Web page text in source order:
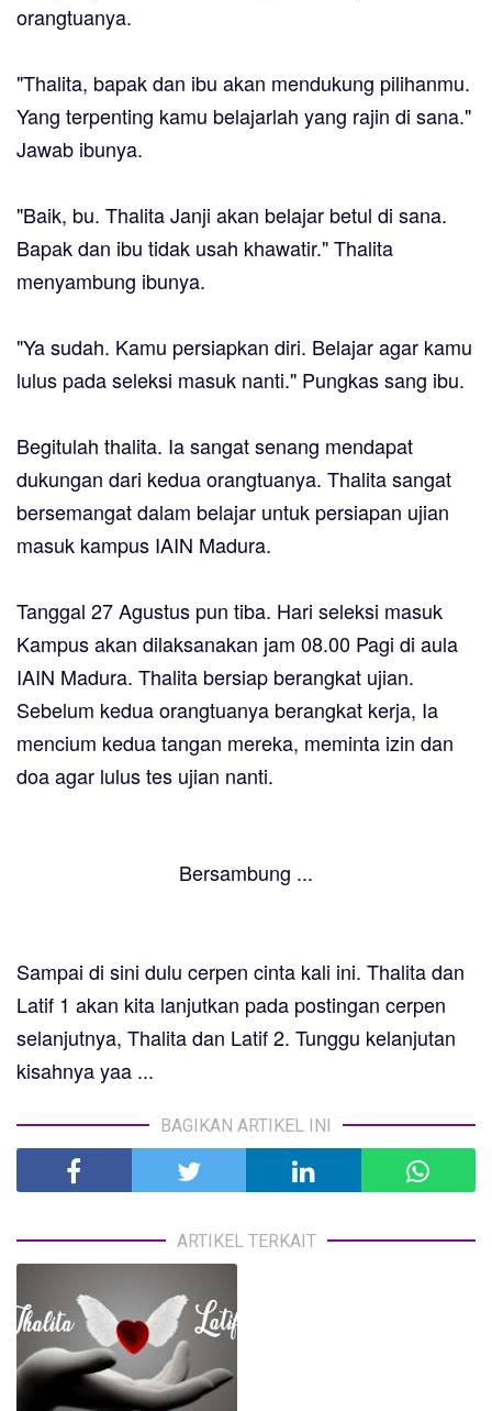
orangtuanya.
"Thalita, bapak dan ibu akan mendukung pilihanmu.
Yang terpenting kamu belajarlah yang rajin di sana."
Jawab ibunya.
"Baik, bu. Thalita Janji akan belajar betul di sana.
Bapak dan ibu tidak usah khawatir." Thalita
menyambung ibunya.
"Ya sudah. Kamu persiapkan diri. Belajar agar kamu
lulus pada seleksi masuk nanti." Pungkas sang ibu.
Begitulah thalita. Ia sangat senang mendapat
dukungan dari kedua orangtuanya. Thalita sangat
bersemangat dalam belajar untuk persiapan ujian
masuk kampus IAIN Madura.
Tanggal 27 Agustus pun tiba. Hari seleksi masuk
Kampus akan dilaksanakan jam 08.00 Pagi di aula
IAIN Madura. Thalita bersiap berangkat ujian.
Sebelum kedua orangtuanya berangkat kerja, Ia
mencium kedua tangan mereka, meminta izin dan
doa agar lulus tes ujian nanti.
Bersambung ...
Sampai di sini dulu cerpen cinta kali ini. Thalita dan
Latif 1 akan kita lanjutkan pada postingan cerpen
selanjutnya, Thalita dan Latif 2. Tunggu kelanjutan
kisahnya yaa ...
BAGIKAN ARTIKEL INI
ARTIKEL TERKAIT